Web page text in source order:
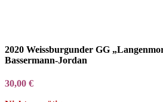
2020 Weissburgunder GG
Bassermann-Jordan
30,00 €